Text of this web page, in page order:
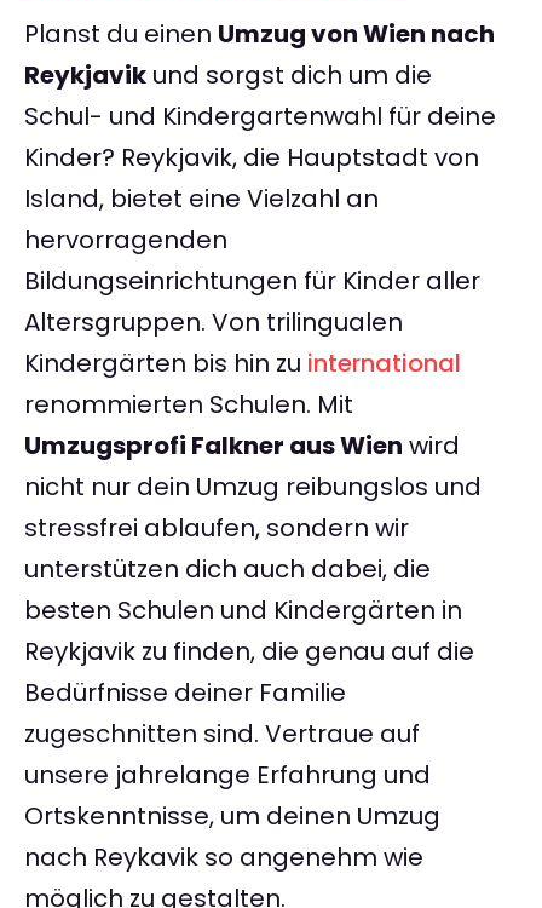
Planst du einen Umzug von Wien nach
Reykjavik und sorgst dich um die
Schul- und Kindergartenwahl für deine
Kinder? Reykjavik, die Hauptstadt von
Island, bietet eine Vielzahl an
hervorragenden
Bildungseinrichtungen für Kinder aller
Altersgruppen. Von trilingualen
Kindergärten bis hin zu international
renommierten Schulen. Mit
Umzugsprofi Falkner aus Wien wird
nicht nur dein Umzug reibungslos und
stressfrei ablaufen, sondern wir
unterstützen dich auch dabei, die
besten Schulen und Kindergärten in
Reykjavik zu finden, die genau auf die
Bedürfnisse deiner Familie
zugeschnitten sind. Vertraue auf
unsere jahrelange Erfahrung und
Ortskenntnisse, um deinen Umzug
nach Reykavik so angenehm wie
möglich zu gestalten.